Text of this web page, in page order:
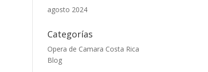
agosto 2024
Categorías
Opera de Camara Costa Rica
Blog